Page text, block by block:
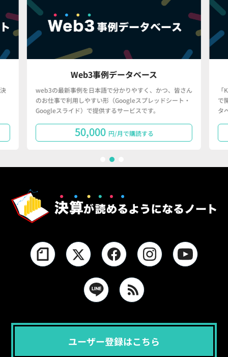
Web3事例データベース
web3の最新事例を日本語で分かりやすく、かつ、皆さん
のお仕事で利用しやすい形（Googleスプレッドシート・
Googleスライド）で提供するサービスです。
50,000 円/月で購読する
で
タ
ユーザー登録はこちら